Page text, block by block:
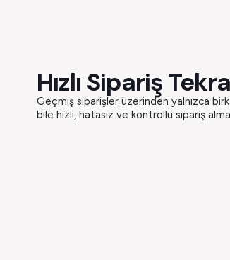
Hızlı Sipariş
Geçmiş siparişler üzerinden yalnızca
bile hızlı, hatasız ve kontrollü sipariş